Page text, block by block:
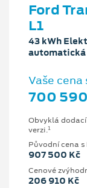
Ford
L1
43 kWh
automatická
Vaše cena
700
Obvyklá
verzi.1
Původní cena s
907 500 Kč
Cenové
206 910 Kč